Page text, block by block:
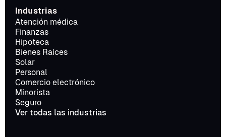
Industrias
Atención médica
Finanzas
Hipoteca
Bienes Raíces
Solar
Personal
Comercio electrónico
Minorista
Seguro
Ver todas las industrias